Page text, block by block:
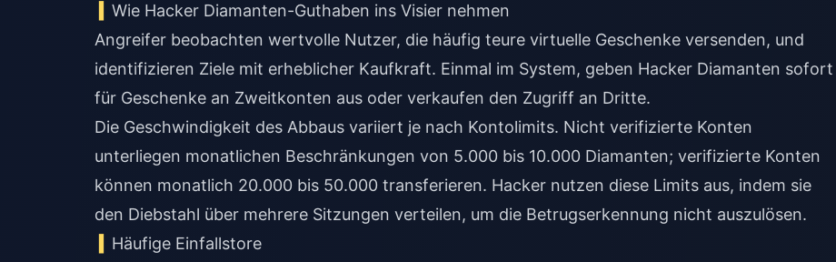
Wie Hacker Diamanten-Guthaben ins Visier nehmen
Angreifer beobachten wertvolle Nutzer, die häufig teure virtuelle Geschenke versenden, und
identifizieren Ziele mit erheblicher Kaufkraft. Einmal im System, geben Hacker Diamanten sofort
für Geschenke an Zweitkonten aus oder verkaufen den Zugriff an Dritte.
Die Geschwindigkeit des Abbaus variiert je nach Kontolimits. Nicht verifizierte Konten
unterliegen monatlichen Beschränkungen von 5.000 bis 10.000 Diamanten; verifizierte Konten
können monatlich 20.000 bis 50.000 transferieren. Hacker nutzen diese Limits aus, indem sie
den Diebstahl über mehrere Sitzungen verteilen, um die Betrugserkennung nicht auszulösen.
Häufige Einfallstore